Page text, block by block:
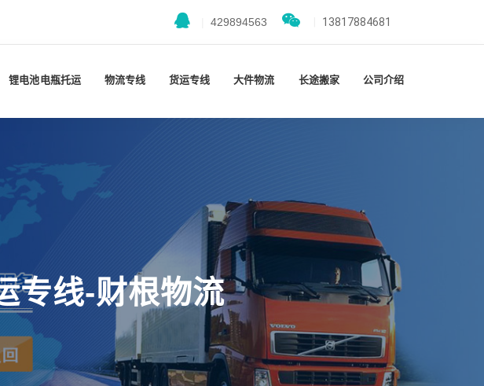
429894563 13817884681
锂电池电瓶托运 物流专线 货运专线 大件物流 长途搬家 公司介绍
专线-财根物流